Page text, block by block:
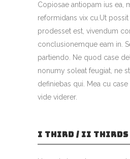
Copiosae antiopam ius ea,
reformidans vix cu.Ut
prodesset est, vivendum
conclusionemque eam in.
partiendo. Ne quod case
nonumy soleat feugiat, ne
definiebas qui. Mea cu case
vide viderer.
I THIRD / II THIRDS